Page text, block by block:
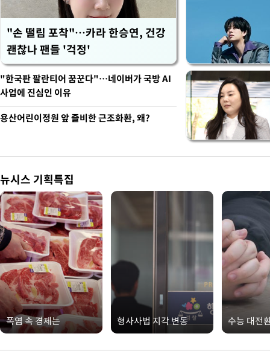
"손 떨림 포착"…카라 한승연, 건강
괜찮나 팬들 '걱정'
"한국판 팔란티어 꿈꾼다"…네이버가 국방 AI
사업에 진심인 이유
용산어린이정원 앞 즐비한 근조화환, 왜?
뉴시스 기획특집
폭염 속 경제는 형사사법 지각 변동 수능 대전